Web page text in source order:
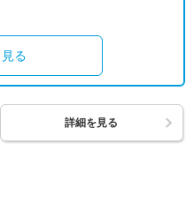
る
詳細を見る